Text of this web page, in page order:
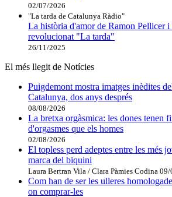
02/07/2026
"La tarda de Catalunya Ràdio"
La història d'amor de Ramon Pellicer
revolucionat "La tarda"
26/11/2025
El més llegit de Notícies
Puigdemont mostra imatges inèdites
Catalunya, dos anys després
08/08/2026
La bretxa orgàsmica: les dones tenen
d'orgasmes que els homes
02/08/2026
El topless perd adeptes entre les més
marca del biquini
Laura Bertran Vila / Clara Pàmies Codina 09/
Com han de ser les ulleres
on comprar-les